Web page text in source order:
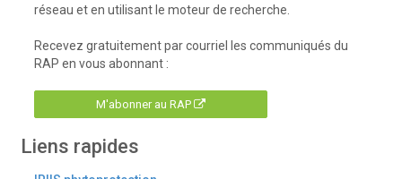
réseau et en utilisant le moteur de recherche.
Recevez gratuitement par courriel les communiqués du
RAP en vous abonnant :
M'abonner au RAP
Liens rapides